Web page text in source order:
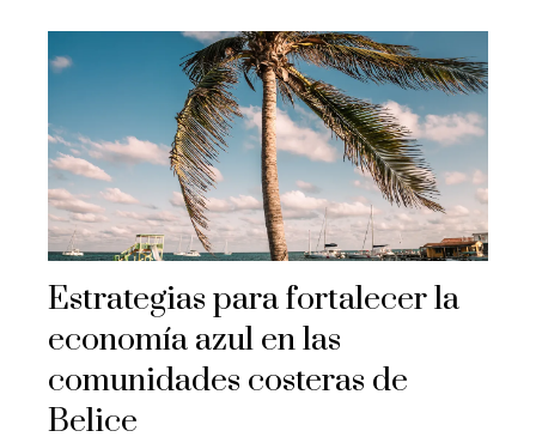
Estrategias para fortalecer la
economía azul en las
comunidades costeras de
Belice